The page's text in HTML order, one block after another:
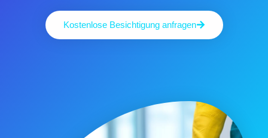
Kostenlose Besichtigung anfragen